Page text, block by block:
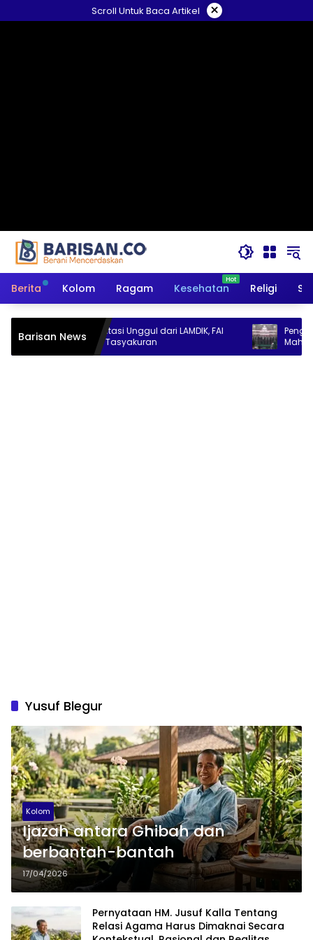
ke
Scroll Untuk Baca Artikel ×
Berita Kolom Ragam Kesehatan Religi
Barisan News
Raih Akreditasi Unggul dari LAMDIK, FAI
UCY Gelar Tasyakuran
Pengurus Pusat
Mahasiswa Alumni
Siapkan Program
Yusuf Blegur
Kolom
Ijazah antara Ghibah dan
berbantah-bantah
17/04/2026
Pernyataan HM. Jusuf Kalla Tentang
Relasi Agama Harus Dimaknai Secara